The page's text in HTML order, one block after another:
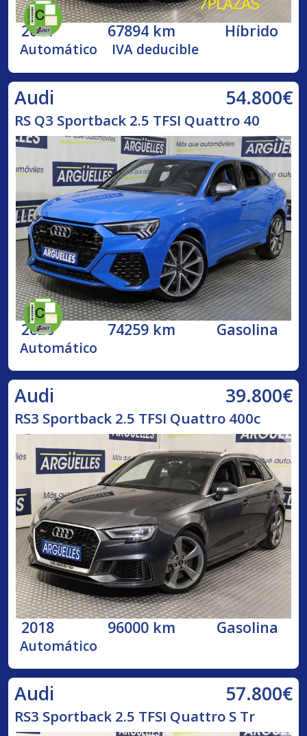
2021 67894 km Híbrido
Automático IVA deducible
Audi 54.800€
RS Q3 Sportback 2.5 TFSI Quattro 40
2020 74259 km Gasolina
Automático
Audi 39.800€
RS3 Sportback 2.5 TFSI Quattro 400c
2018 96000 km Gasolina
Automático
Audi 57.800€
RS3 Sportback 2.5 TFSI Quattro S Tr